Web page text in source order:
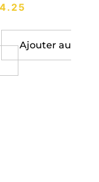
4.25
Ajouter au